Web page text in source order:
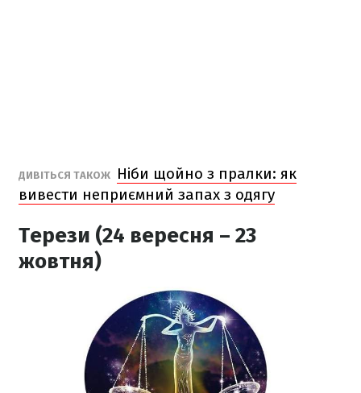
ДИВІТЬСЯ ТАКОЖ
Ніби щойно з пралки: як
вивести неприємний запах з одягу
Терези (24 вересня – 23
жовтня)